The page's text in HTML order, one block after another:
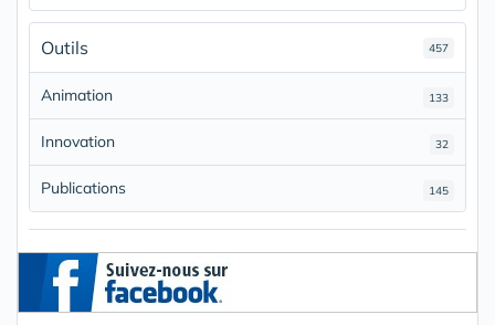
Outils 457
Animation 133
Innovation 32
Publications 145